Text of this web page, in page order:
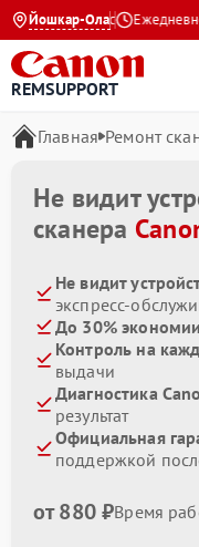
Йошкар-Ола
4.9 на Яндекс Ежедневно
REMSUPPORT
Главная Ремонт
Не видит
сканера
Не видит
экспресс-
До 30% экономии
Контроль на
выдачи
Диагностика
результат
Официальная
поддержкой
от 880 ₽Время